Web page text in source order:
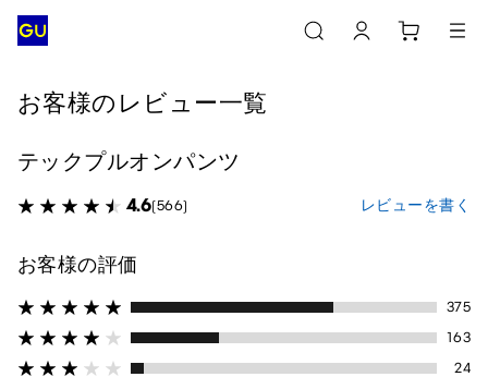
お客様のレビュー一覧
テックプルオンパンツ
4.6(566) レビューを書く
お客様の評価
375
163
24